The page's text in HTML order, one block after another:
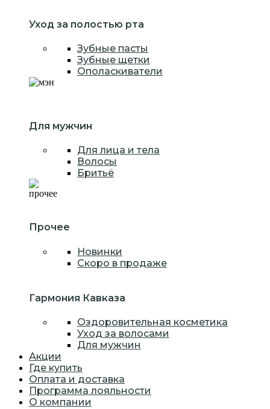
Уход за полостью рта
Зубные пасты
Зубные щетки
Ополаскиватели
Для мужчин
Для лица и тела
Волосы
Бритьё
Прочее
Новинки
Скоро в продаже
Гармония Кавказа
Оздоровительная косметика
Уход за волосами
Для мужчин
Акции
Где купить
Оплата и доставка
Программа лояльности
О компании